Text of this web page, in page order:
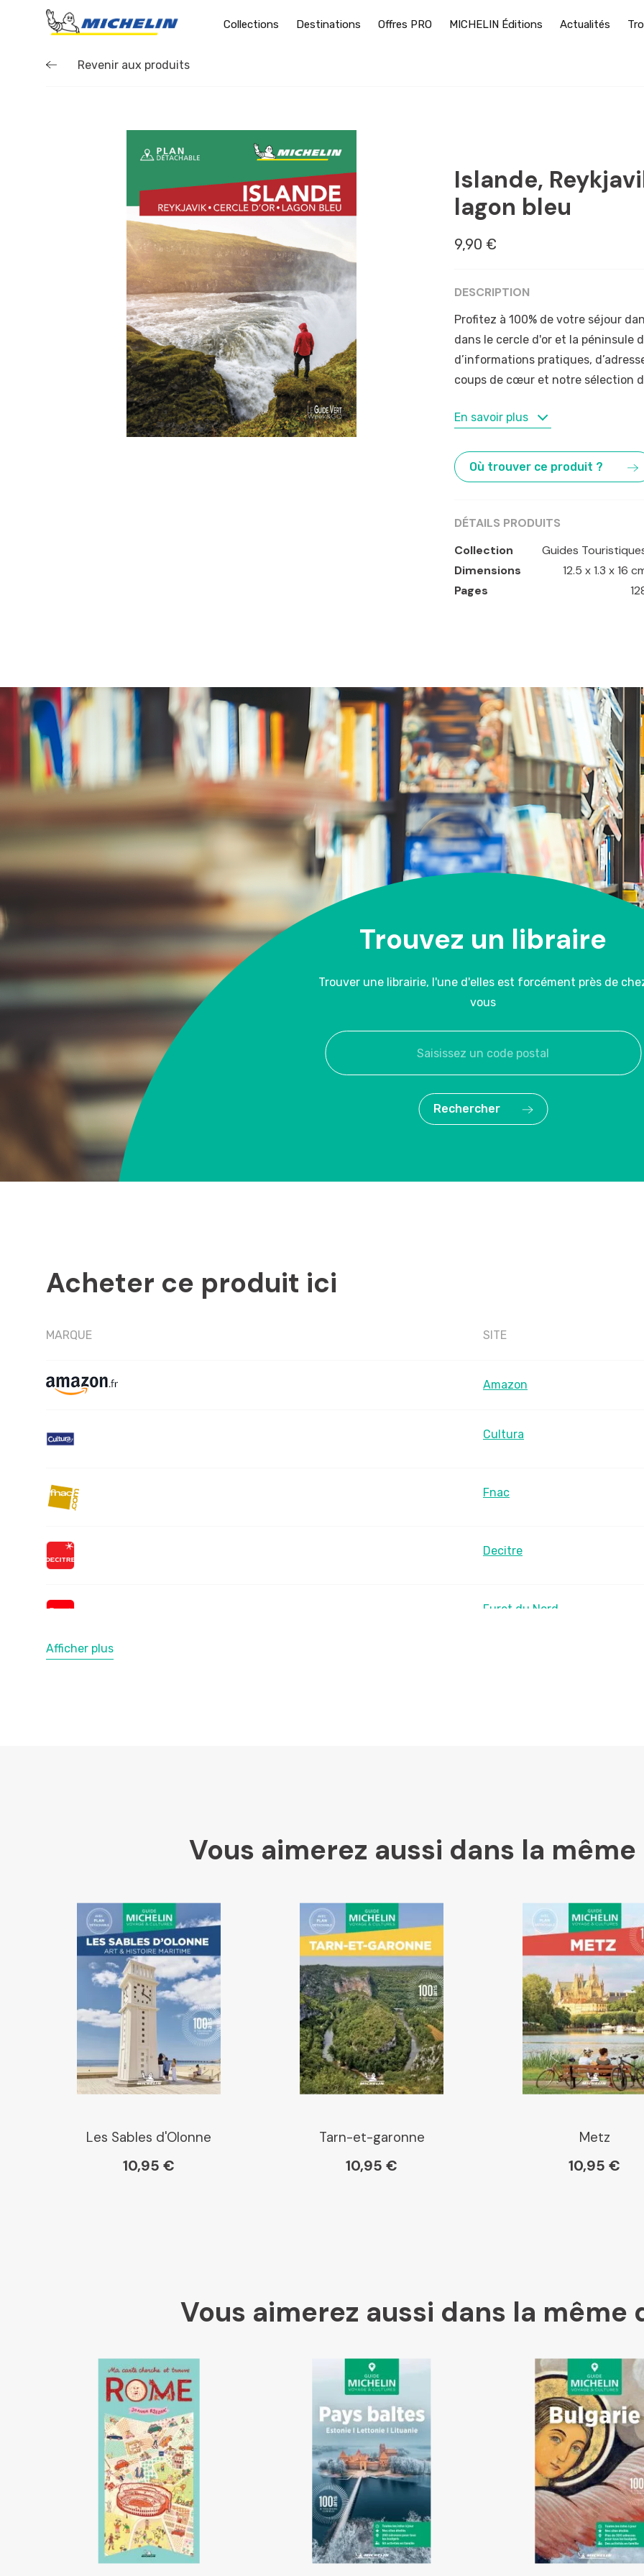
Collections Destinations Offres PRO MICHELIN Éditions Actualités
Revenir aux produits
Islande,
lagon bleu
9,90 €
DESCRIPTION
Profitez à 100% de votre séjour
dans le cercle d'or et la péninsule
d’informations pratiques,
coups de cœur et notre sélection
MOTS-CLÉS
En savoir plus
Où trouver ce produit ?
DÉTAILS PRODUITS
Collection
Guides
Dimensions
12.5 x 1.3 x 16
Pages
Trouvez un libraire
Trouver une librairie, l'une d'elles est forcément près de
vous
Rechercher
Acheter ce produit ici
MARQUE SITE
Amazon
Cultura
Fnac
Decitre
Furet du Nord
Mollat
Libraires Ensemble
Chapitre
Dialogue
Librairie La Procure
Place des libraires
Boutique L'Aventure Michelin
Afficher plus
Vous aimerez aussi dans la
Les Sables d'Olonne
10,95 €
Tarn-et-garonne
10,95 €
Metz
10,95 €
Vous aimerez aussi dans la